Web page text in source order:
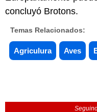
concluyó Brotons.
Temas Relacionados:
Agriculura Aves